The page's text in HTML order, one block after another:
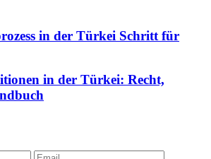
in der Türkei Schritt für
in der Türkei: Recht,